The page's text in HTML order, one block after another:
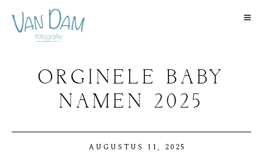
ORGINELE BABY
NAMEN 2025
AUGUSTUS 11, 2025